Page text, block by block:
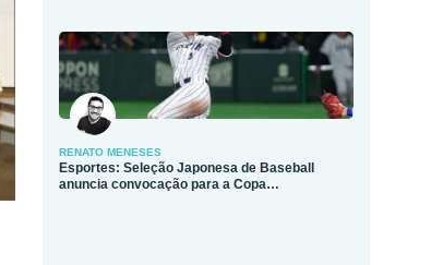
RENATO MENESES
Esportes: Seleção Japonesa de Baseball
anuncia convocação para a Copa…